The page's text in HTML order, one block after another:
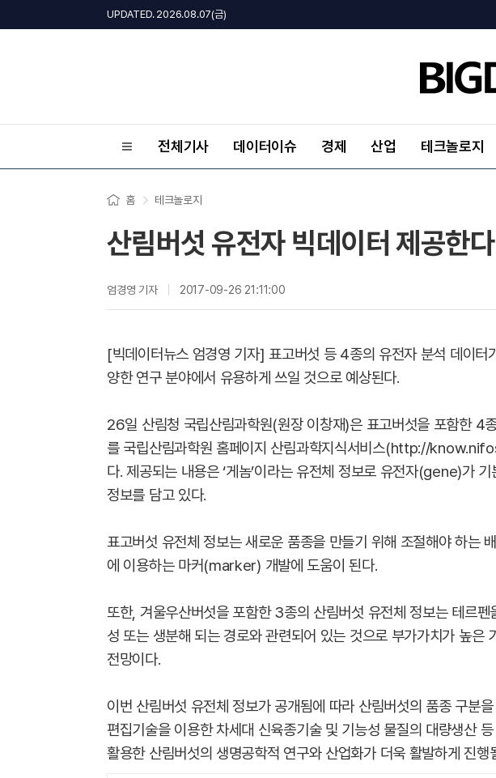
UPDATED. 2026.08.07(금)
전체기사 데이터이슈 경제 산업 테크놀로지
홈 테크놀로지
산림버섯 유전자 빅데이터 제공한다
엄경영 기자 2017-09-26 21:11:00
[빅데이터뉴스 엄경영 기자] 표고버섯 등 4종의 유전자 분석 데이터
양한 연구 분야에서 유용하게 쓰일 것으로 예상된다.
26일 산림청 국립산림과학원(원장 이창재)은 표고버섯을 포함한 4
를 국립산림과학원 홈페이지 산림과학지식서비스(http://
다. 제공되는 내용은 ‘게놈’이라는 유전체 정보로 유전자(gene)가
정보를 담고 있다.
표고버섯 유전체 정보는 새로운 품종을 만들기 위해 조절해야 하는
에 이용하는 마커(marker) 개발에 도움이 된다.
또한, 겨울우산버섯을 포함한 3종의 산림버섯 유전체 정보는 테르
성 또는 생분해 되는 경로와 관련되어 있는 것으로 부가가치가 높은
전망이다.
이번 산림버섯 유전체 정보가 공개됨에 따라 산림버섯의 품종 구분
편집기술을 이용한 차세대 신육종기술 및 기능성 물질의 대량생산
활용한 산림버섯의 생명공학적 연구와 산업화가 더욱 활발하게 진행